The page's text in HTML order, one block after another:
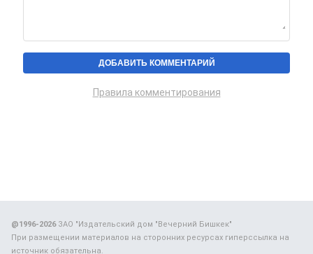
Правила комментирования
@1996-2026ЗАО "Издательский дом "Вечерний Бишкек"
При размещении материалов на сторонних ресурсах гиперссылка на
источник обязательна.